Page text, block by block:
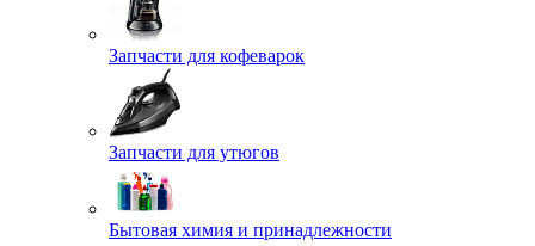
Запчасти для кофеварок
Запчасти для утюгов
Бытовая химия и принадлежности